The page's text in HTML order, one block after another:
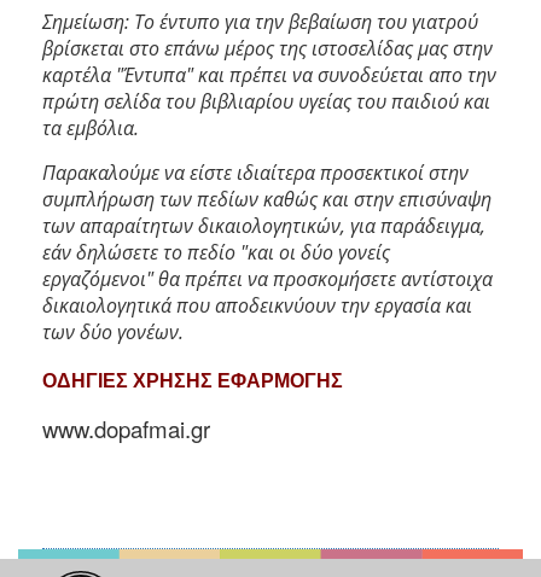
Σημείωση: Το έντυπο για την βεβαίωση του γιατρού
βρίσκεται στο επάνω μέρος της ιστοσελίδας μας στην
καρτέλα "Έντυπα" και πρέπει να συνοδεύεται απο την
πρώτη σελίδα του βιβλιαρίου υγείας του παιδιού και
τα εμβόλια.
Παρακαλούμε να είστε ιδιαίτερα προσεκτικοί στην
συμπλήρωση των πεδίων καθώς και στην επισύναψη
των απαραίτητων δικαιολογητικών, για παράδειγμα,
εάν δηλώσετε το πεδίο "και οι δύο γονείς
εργαζόμενοι" θα πρέπει να προσκομήσετε αντίστοιχα
δικαιολογητικά που αποδεικνύουν την εργασία και
των δύο γονέων.
ΟΔΗΓΙΕΣ ΧΡΗΣΗΣ ΕΦΑΡΜΟΓΗΣ
www.dopafmai.gr